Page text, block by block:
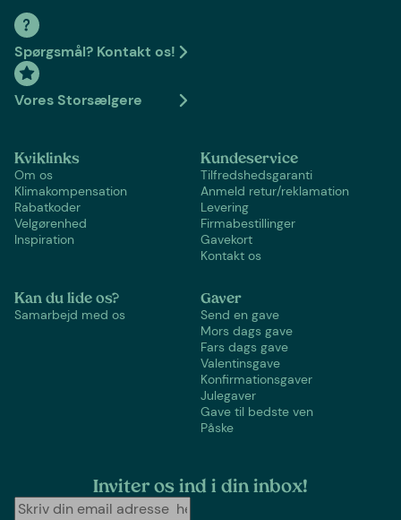
Spørgsmål? Kontakt os!
Vores Storsælgere
Kviklinks
Om os
Klimakompensation
Rabatkoder
Velgørenhed
Inspiration
Kundeservice
Tilfredshedsgaranti
Anmeld retur/reklamation
Levering
Firmabestillinger
Gavekort
Kontakt os
Kan du lide os?
Samarbejd med os
Gaver
Send en gave
Mors dags gave
Fars dags gave
Valentinsgave
Konfirmationsgaver
Julegaver
Gave til bedste ven
Påske
Inviter os ind i din inbox!